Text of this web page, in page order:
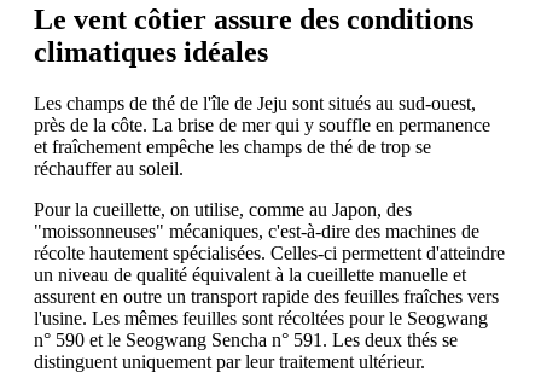
Le vent côtier assure des conditions
climatiques idéales
Les champs de thé de l'île de Jeju sont situés au sud-ouest,
près de la côte. La brise de mer qui y souffle en permanence
et fraîchement empêche les champs de thé de trop se
réchauffer au soleil.
Pour la cueillette, on utilise, comme au Japon, des
"moissonneuses" mécaniques, c'est-à-dire des machines de
récolte hautement spécialisées. Celles-ci permettent d'atteindre
un niveau de qualité équivalent à la cueillette manuelle et
assurent en outre un transport rapide des feuilles fraîches vers
l'usine. Les mêmes feuilles sont récoltées pour le Seogwang
n° 590 et le Seogwang Sencha n° 591. Les deux thés se
distinguent uniquement par leur traitement ultérieur.